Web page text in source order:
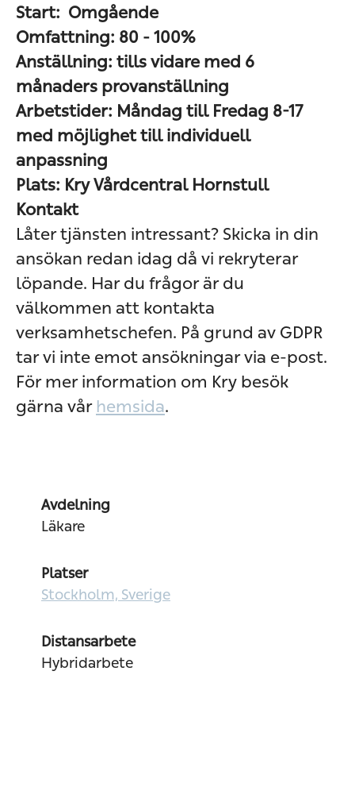
Start: Omgående
Omfattning: 80 - 100%
Anställning: tills vidare med 6
månaders provanställning
Arbetstider: Måndag till Fredag 8-17
med möjlighet till individuell
anpassning
Plats: Kry Vårdcentral Hornstull
Kontakt
Låter tjänsten intressant? Skicka in din
ansökan redan idag då vi rekryterar
löpande. Har du frågor är du
välkommen att kontakta
verksamhetschefen. På grund av GDPR
tar vi inte emot ansökningar via e-post.
För mer information om Kry besök
gärna vår hemsida.
Avdelning
Läkare
Platser
Stockholm, Sverige
Distansarbete
Hybridarbete